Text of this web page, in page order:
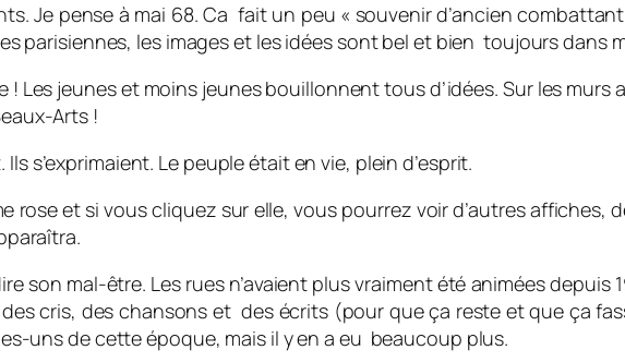
Je pense à mai 68. Ca fait un peu « souvenir d’ancien
parisiennes, les images et les idées sont bel et bien toujours dans
! Les jeunes et moins jeunes bouillonnent tous d’idées. Sur les
Arts !
s’exprimaient. Le peuple était en vie, plein d’esprit.
rose et si vous cliquez sur elle, vous pourrez voir d’autres affiches,
son mal-être. Les rues n’avaient plus vraiment été animées depuis
des cris, des chansons et des écrits (pour que ça reste et que ça
uns de cette époque, mais il y en a eu beaucoup plus.